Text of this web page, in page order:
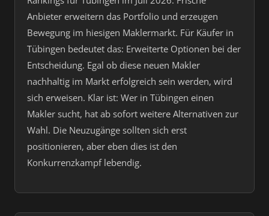
Anbieter erweitern das Portfolio und erzeugen
Bewegung im hiesigen Maklermarkt. Für Käufer in
Tübingen bedeutet das: Erweiterte Optionen bei der
Entscheidung. Egal ob diese neuen Makler
nachhaltig im Markt erfolgreich sein werden, wird
sich erweisen. Klar ist: Wer in Tübingen einen
Makler sucht, hat ab sofort weitere Alternativen zur
Wahl. Die Neuzugänge sollten sich erst
positionieren, aber eben dies ist den
Konkurrenzkampf lebendig.